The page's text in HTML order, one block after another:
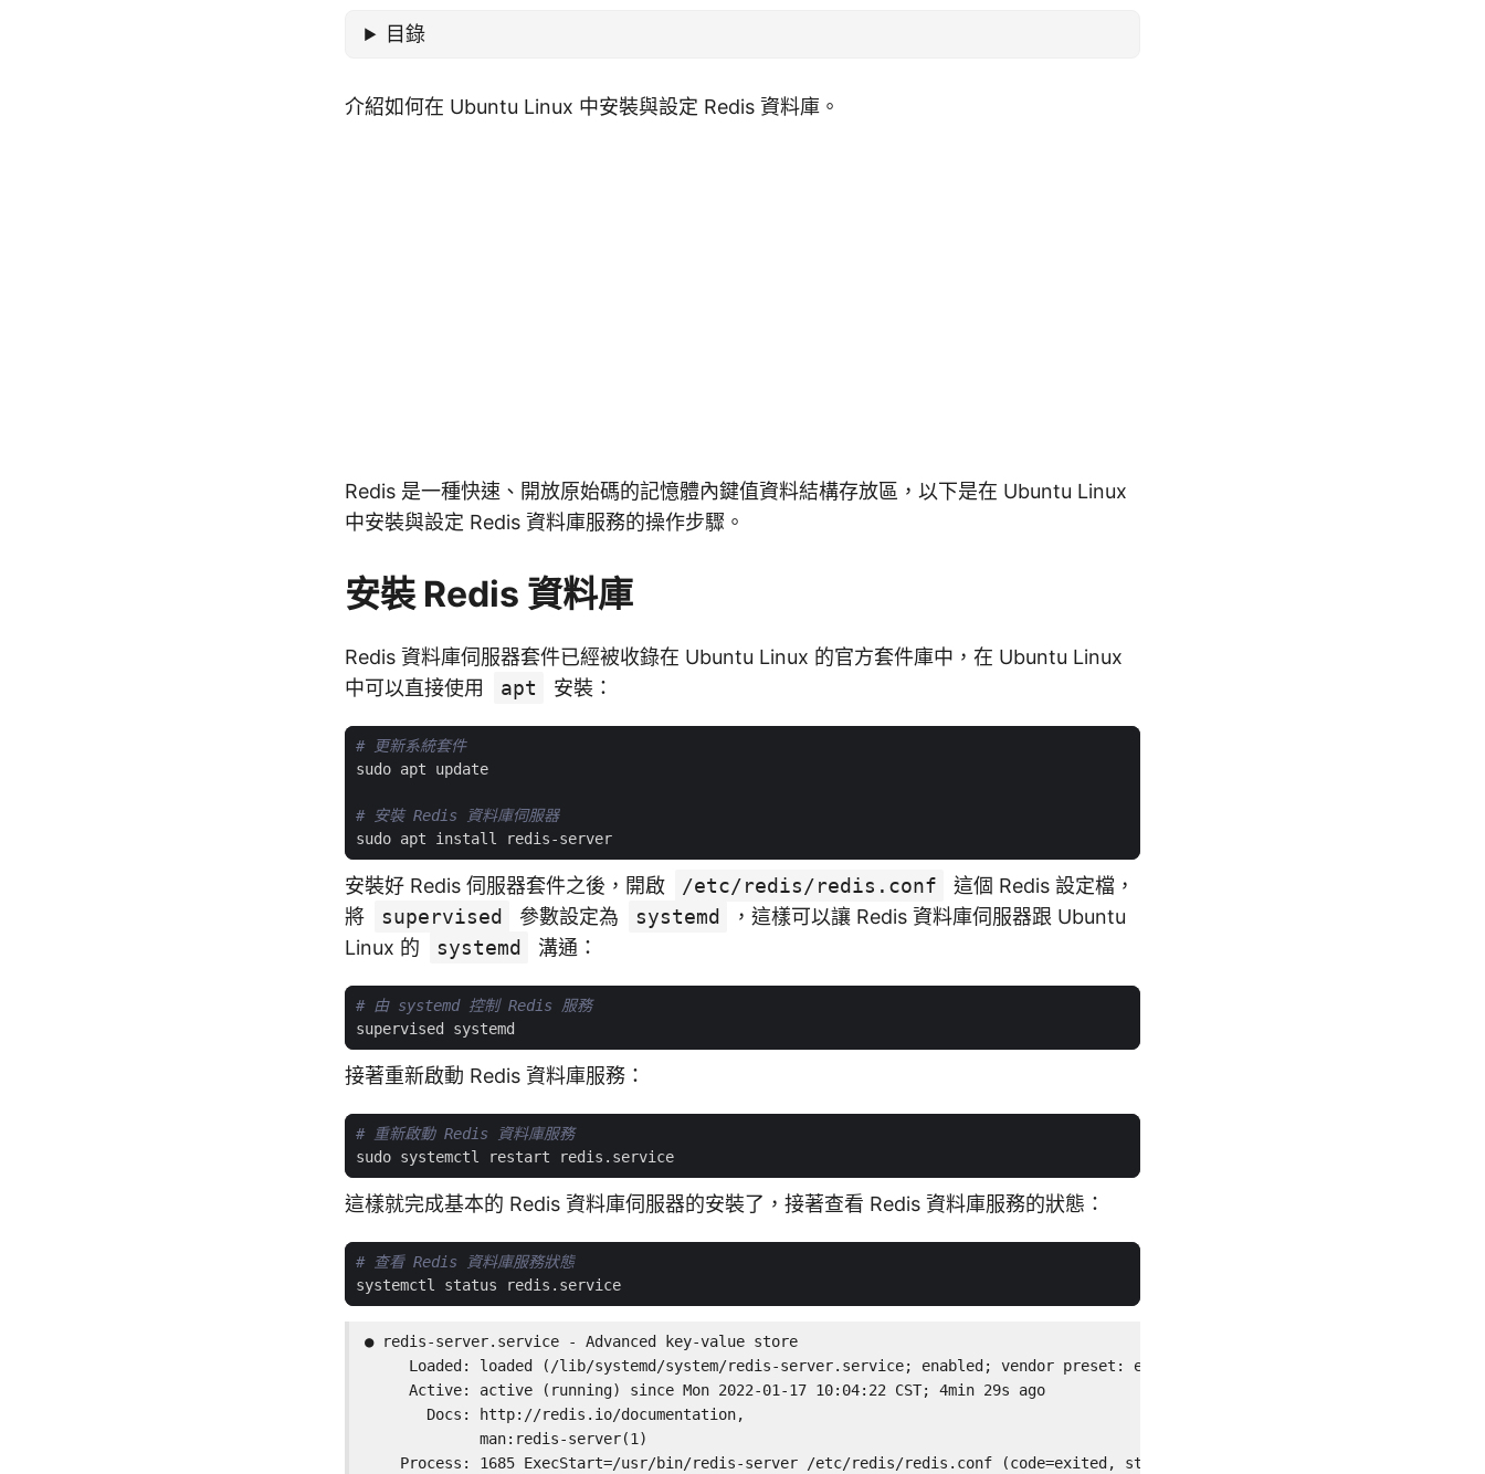
目錄
介紹如何在 Ubuntu Linux 中安裝與設定 Redis 資料庫。
Redis 是一種快速、開放原始碼的記憶體內鍵值資料結構存放區，以下是在 Ubuntu Linux
中安裝與設定 Redis 資料庫服務的操作步驟。
安裝 Redis 資料庫
Redis 資料庫伺服器套件已經被收錄在 Ubuntu Linux 的官方套件庫中，在 Ubuntu Linux
中可以直接使用
apt 安裝：
# 更新系統套件
# 安裝 Redis 資料庫伺服器
安裝好 Redis 伺服器套件之後，開啟 /etc/redis/redis.conf
這個 Redis 設定檔，
將
supervised 參數設定為 systemd
，這樣可以讓 Redis 資料庫伺服器跟 Ubuntu
Linux 的
systemd 溝通：
# 由 systemd 控制 Redis 服務
接著重新啟動 Redis 資料庫服務：
# 重新啟動 Redis 資料庫服務
這樣就完成基本的 Redis 資料庫伺服器的安裝了，接著查看 Redis 資料庫服務的狀態：
# 查看 Redis 資料庫服務狀態
● redis-server.service - Advanced key-value store
     Loaded: loaded (/lib/systemd/system/redis-server.service; enabled; vendor preset: enabled)
     Active: active (running) since Mon 2022-01-17 10:04:22 CST; 4min 29s ago
       Docs: http://redis.io/documentation,
             man:redis-server(1)
    Process: 1685 ExecStart=/usr/bin/redis-server /etc/redis/redis.conf (code=exited, status=0/SUCCESS)